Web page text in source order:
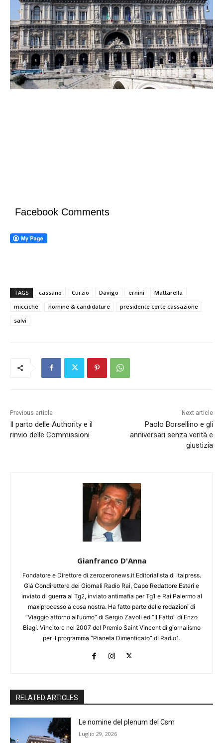
Facebook Comments
TAGS cassano Curzio Davigo ernini
Mattarella
miccichè
nomine & candidature
presidente corte cassazione
salvi
Previous article
Il parto delle Authority e il
rinvio delle Commissioni
Next article
Paolo Borsellino e gli
anniversari senza verità e
giustizia
Gianfranco D'Anna
Fondatore e Direttore di zerozeronews.it Editorialista di Italpress.
Già Condirettore dei Giornali Radio Rai, Capo Redattore Esteri e
inviato di guerra al Tg2, inviato antimafia per Tg1 e Rai Palermo al
maxiprocesso a cosa nostra. Ha fatto parte delle redazioni di
“Viaggio attorno all’uomo” di Sergio Zavoli ed “Il Fatto” di Enzo
Biagi. Vincitore nel 2007 del Premio Saint Vincent di giornalismo
per il programma “Pianeta Dimenticato” di Radio1.
RELATED ARTICLES
Le nomine del plenum del Csm
Luglio 29, 2026